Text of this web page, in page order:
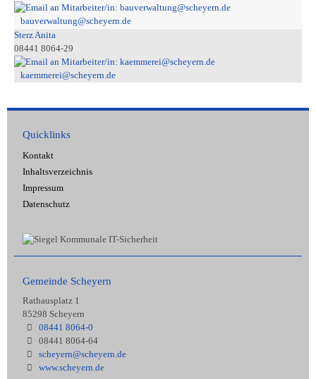
bauverwaltung@scheyern.de
Sterz Anita
08441 8064-29
kaemmerei@scheyern.de
Quicklinks
Kontakt
Inhaltsverzeichnis
Impressum
Datenschutz
Gemeinde Scheyern
Rathausplatz 1
85298 Scheyern
08441 8064-0
08441 8064-64
scheyern@scheyern.de
www.scheyern.de